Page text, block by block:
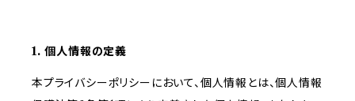
1. 個人情報の定義
本プライバシーポリシーにおいて、個人情報とは、個人情報